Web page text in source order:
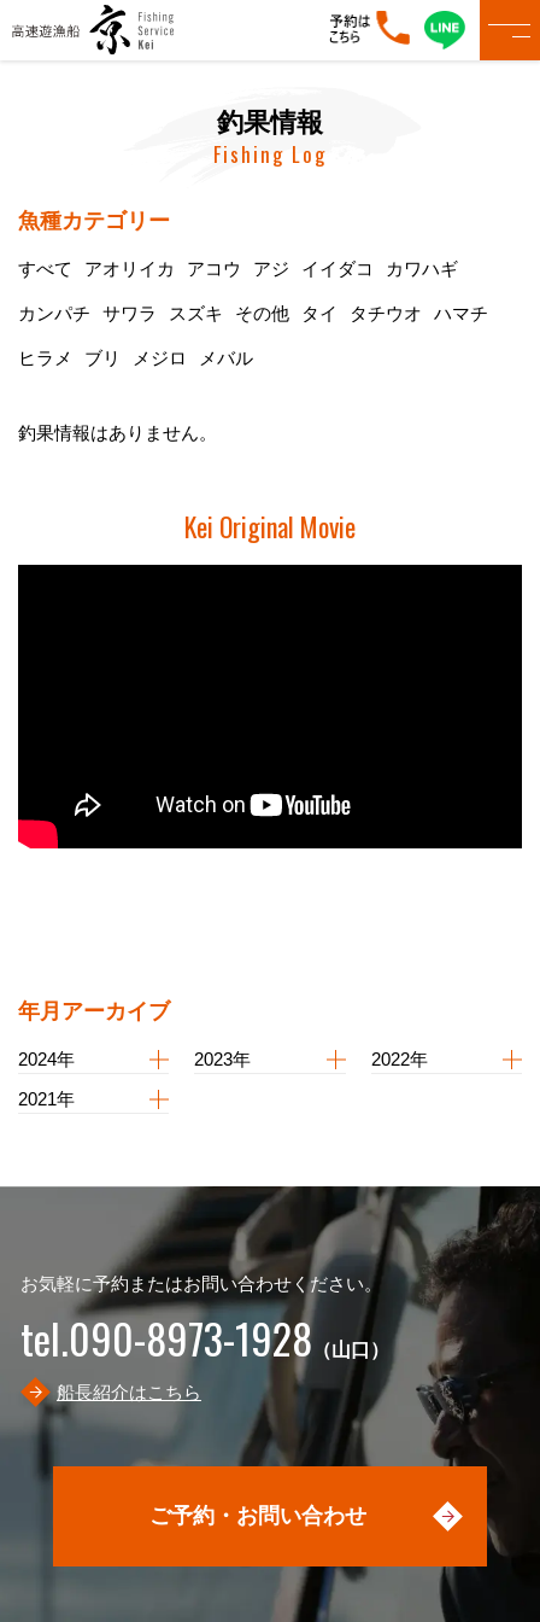
釣果情報
Fishing Log
魚種カテゴリー
すべて アオリイカ アコウ アジ イイダコ カワハギ
カンパチ サワラ スズキ その他 タイ タチウオ ハマチ
ヒラメ ブリ メジロ メバル
釣果情報はありません。
Kei Original Movie
年月アーカイブ
2024年 2023年
2022年
2021年
お気軽に予約またはお問い合わせください。
tel.090-8973-1928 （山口）
船長紹介はこちら
ご予約・お問い合わせ